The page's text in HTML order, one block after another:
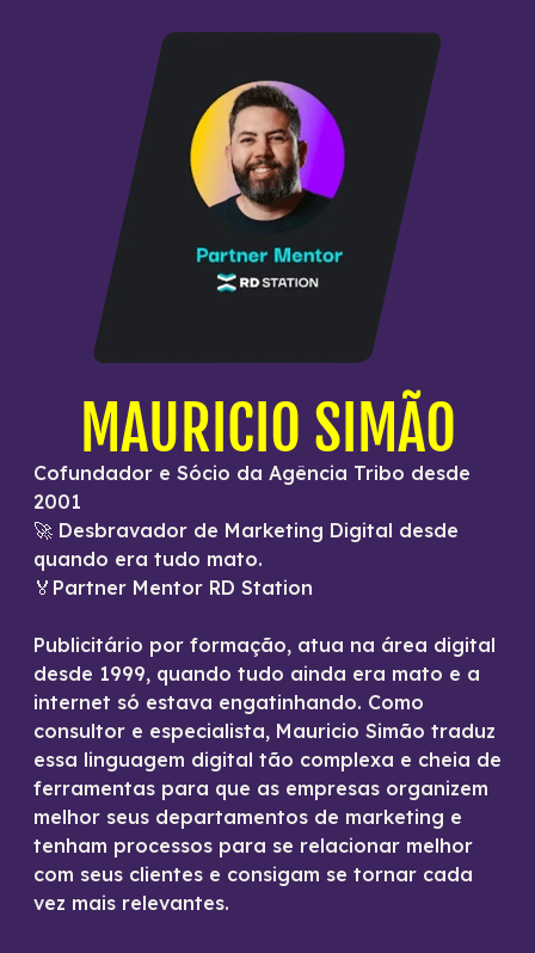
MAURICIO SIMÃO
Cofundador e Sócio da Agência Tribo desde
2001
🚀 Desbravador de Marketing Digital desde
quando era tudo mato.
🏅Partner Mentor RD Station
Publicitário por formação, atua na área digital
desde 1999, quando tudo ainda era mato e a
internet só estava engatinhando. Como
consultor e especialista, Mauricio Simão traduz
essa linguagem digital tão complexa e cheia de
ferramentas para que as empresas organizem
melhor seus departamentos de marketing e
tenham processos para se relacionar melhor
com seus clientes e consigam se tornar cada
vez mais relevantes.